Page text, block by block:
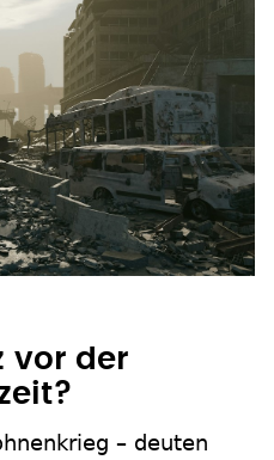
vor der
– deuten